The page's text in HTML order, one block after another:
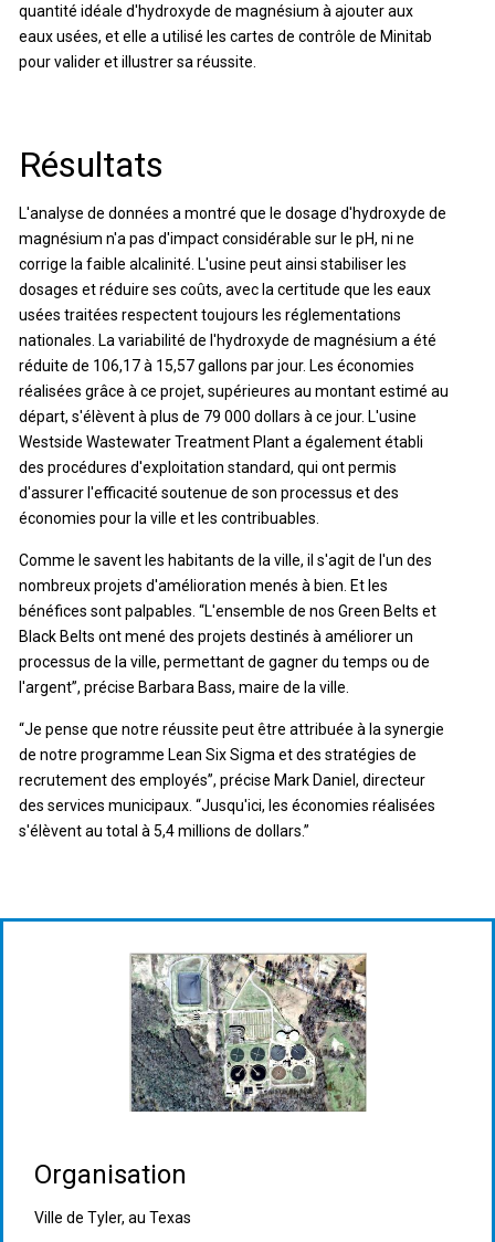
quantité idéale d'hydroxyde de magnésium à ajouter aux
eaux usées, et elle a utilisé les cartes de contrôle de Minitab
pour valider et illustrer sa réussite.
Résultats
L'analyse de données a montré que le dosage d'hydroxyde de
magnésium n'a pas d'impact considérable sur le pH, ni ne
corrige la faible alcalinité. L'usine peut ainsi stabiliser les
dosages et réduire ses coûts, avec la certitude que les eaux
usées traitées respectent toujours les réglementations
nationales. La variabilité de l'hydroxyde de magnésium a été
réduite de 106,17 à 15,57 gallons par jour. Les économies
réalisées grâce à ce projet, supérieures au montant estimé au
départ, s'élèvent à plus de 79 000 dollars à ce jour. L'usine
Westside Wastewater Treatment Plant a également établi
des procédures d'exploitation standard, qui ont permis
d'assurer l'efficacité soutenue de son processus et des
économies pour la ville et les contribuables.
Comme le savent les habitants de la ville, il s'agit de l'un des
nombreux projets d'amélioration menés à bien. Et les
bénéfices sont palpables. “L'ensemble de nos Green Belts et
Black Belts ont mené des projets destinés à améliorer un
processus de la ville, permettant de gagner du temps ou de
l'argent”, précise Barbara Bass, maire de la ville.
“Je pense que notre réussite peut être attribuée à la synergie
de notre programme Lean Six Sigma et des stratégies de
recrutement des employés”, précise Mark Daniel, directeur
des services municipaux. “Jusqu'ici, les économies réalisées
s'élèvent au total à 5,4 millions de dollars.”
Organisation
Ville de Tyler, au Texas